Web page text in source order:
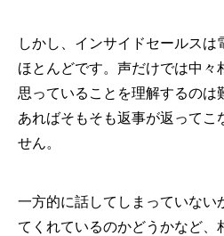
しかし、インサイドセールス
ほとんどです。声だけでは中々
思っていることを理解するのは
あればそもそも返事が返ってこ
せん。
一方的に話してしまっていない
てくれているのかどうかなど、